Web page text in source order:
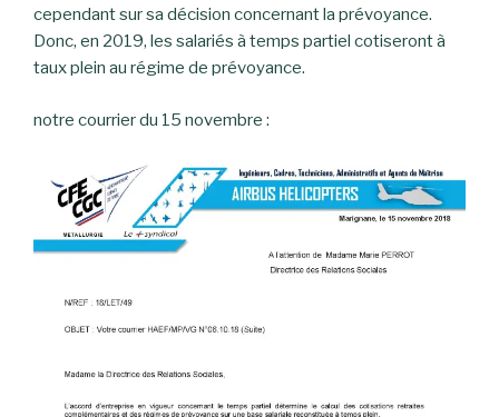
cependant sur sa décision concernant la prévoyance.
Donc, en 2019, les salariés à temps partiel cotiseront à
taux plein au régime de prévoyance.
notre courrier du 15 novembre :